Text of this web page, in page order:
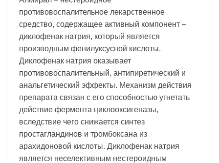
противовоспалительное лекарственное
средство, содержащее активный компонент –
диклофенак натрия, который является
производным фенилуксусной кислоты.
Диклофенак натрия оказывает
противовоспалительный, антипиретический и
анальгетический эффекты. Механизм действия
препарата связан с его способностью угнетать
действие фермента циклооксигеназы,
вследствие чего снижается синтез
простагландинов и тромбоксана из
арахидоновой кислоты. Диклофенак натрия
является неселективным нестероидным